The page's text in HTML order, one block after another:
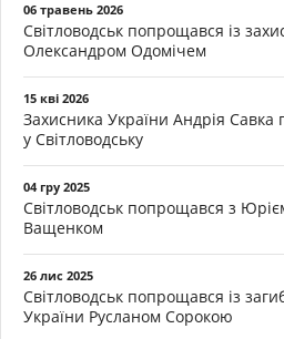
06 травень 2026
Світловодськ попрощався із
Олександром Одомічем
15 кві 2026
Захисника України Андрія
у Світловодську
04 гру 2025
Світловодськ попрощався з
Ващенком
26 лис 2025
Світловодськ попрощався із
України Русланом Сорокою